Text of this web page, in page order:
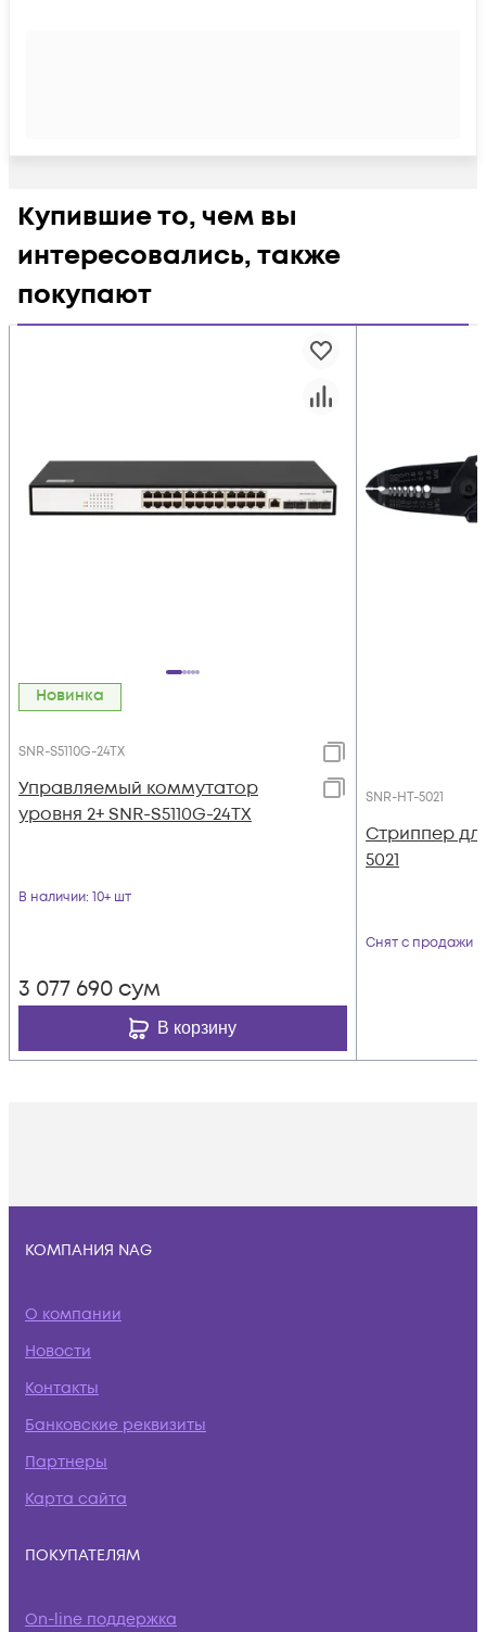
Купившие то, чем вы
интересовались, также
покупают
Новинка
SNR-S5110G-24TX
Управляемый коммутатор
уровня 2+ SNR-S5110G-24TX
В наличии: 10+ шт
3 077 690 сум
В корзину
SNR-HT-5021
Стриппер
5021
Снят с продажи
КОМПАНИЯ NAG
О компании
Новости
Контакты
Банковские реквизиты
Партнеры
Карта сайта
ПОКУПАТЕЛЯМ
On-line поддержка